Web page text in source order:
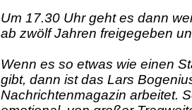
Um 17.30 Uhr geht es dann
ab zwölf Jahren freigegeben
Wenn es so etwas wie einen
gibt, dann ist das Lars
Nachrichtenmagazin arbeitet.